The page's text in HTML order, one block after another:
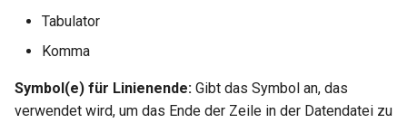
Tabulator
Komma
Symbol(e) für Linienende: Gibt das Symbol an, das
verwendet wird, um das Ende der Zeile in der Datendatei zu